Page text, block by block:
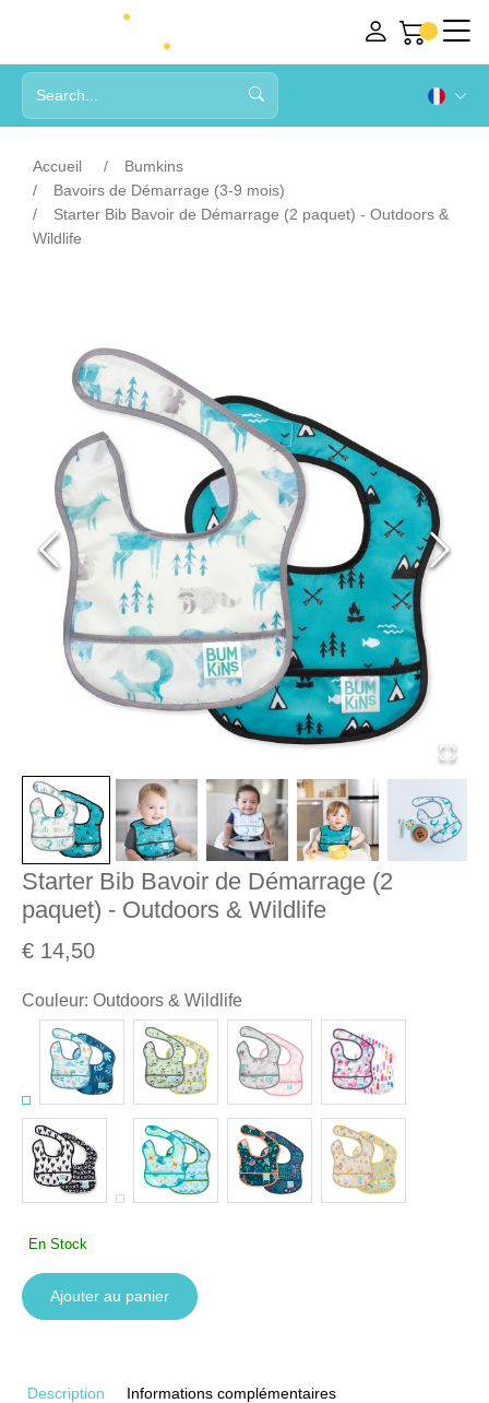
Accueil
Bumkins
Bavoirs de Démarrage (3-9 mois)
Starter Bib Bavoir de Démarrage (2 paquet) - Outdoors &
Wildlife
Starter Bib Bavoir de Démarrage (2
paquet) - Outdoors & Wildlife
€ 14,50
Couleur: Outdoors & Wildlife
En Stock
Ajouter au panier
Description Informations complémentaires